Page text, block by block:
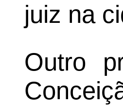
juiz na
Outro